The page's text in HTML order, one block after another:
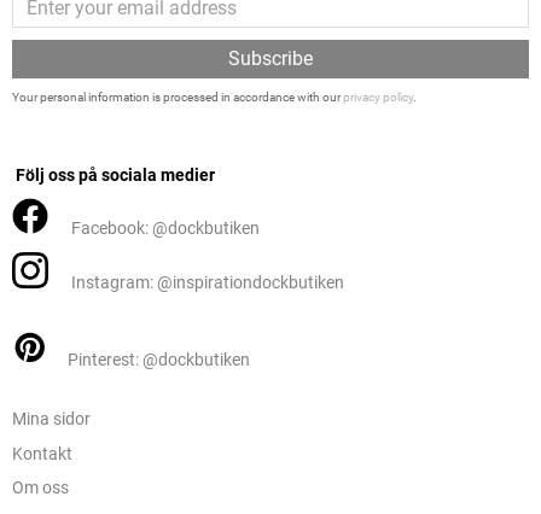
Subscribe
Your personal information is processed in accordance with ourprivacy policy.
Följ oss på sociala medier
Facebook: @dockbutiken
Instagram: @inspirationdockbutiken
Pinterest: @dockbutiken
Mina sidor
Kontakt
Om oss